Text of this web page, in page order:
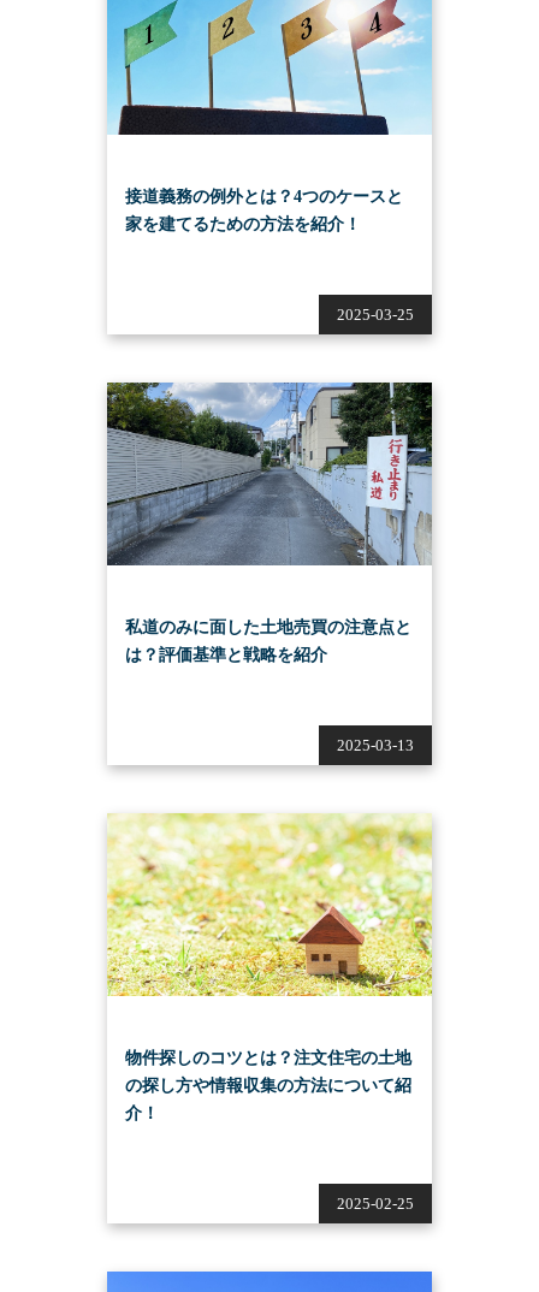
2025-03-25
接道義務の例外とは？4つのケースと
家を建てるための方法を紹介！
2025-03-13
私道のみに面した土地売買の注意点と
は？評価基準と戦略を紹介
2025-02-25
物件探しのコツとは？注文住宅の土地
の探し方や情報収集の方法について紹
介！